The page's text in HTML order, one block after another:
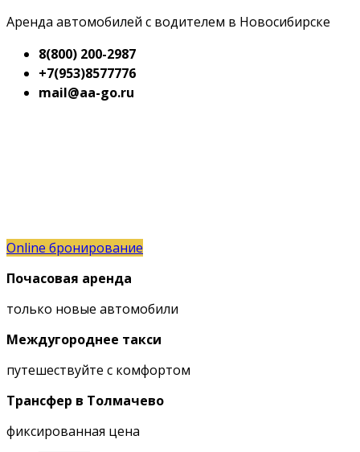
Аренда автомобилей с водителем в Новосибирске
8(800) 200-2987
+7(953)8577776
mail@aa-go.ru
Online бронирование
Почасовая аренда
только новые автомобили
Междугороднее такси
путешествуйте с комфортом
Трансфер в Толмачево
фиксированная цена